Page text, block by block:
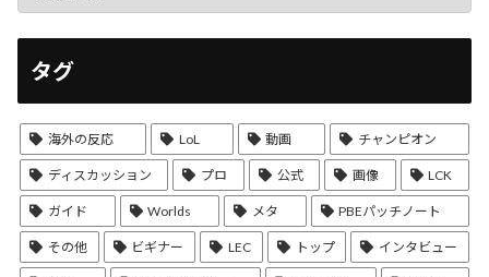
タグ
海外の反応 LoL 動画 チャンピオン
ディスカッション プロ 公式 画像 LCK
ガイド Worlds メタ PBEパッチノート
その他 ビギナー LEC トップ インタビュー